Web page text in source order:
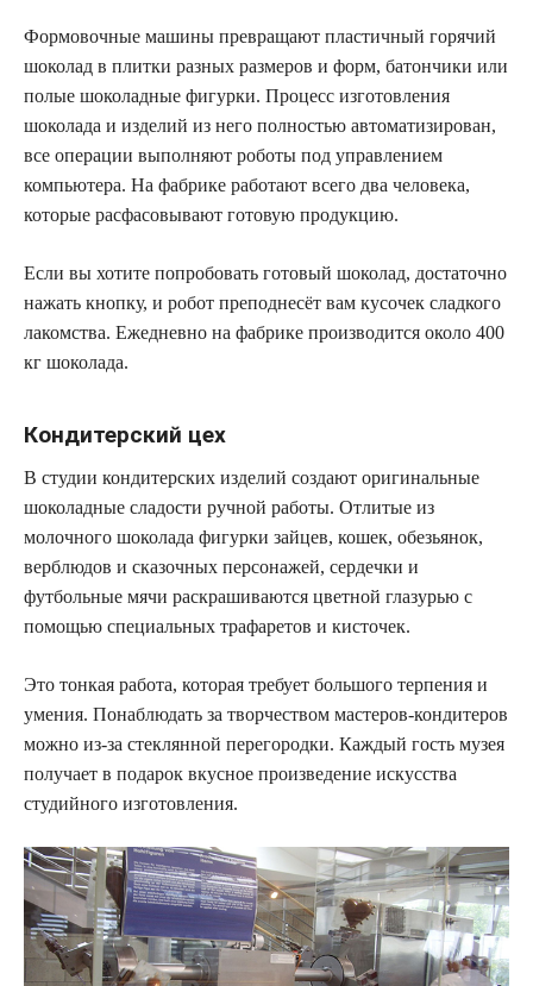
Формовочные машины превращают пластичный горячий
шоколад в плитки разных размеров и форм, батончики или
полые шоколадные фигурки. Процесс изготовления
шоколада и изделий из него полностью автоматизирован,
все операции выполняют роботы под управлением
компьютера. На фабрике работают всего два человека,
которые расфасовывают готовую продукцию.
Если вы хотите попробовать готовый шоколад, достаточно
нажать кнопку, и робот преподнесёт вам кусочек сладкого
лакомства. Ежедневно на фабрике производится около 400
кг шоколада.
Кондитерский цех
В студии кондитерских изделий создают оригинальные
шоколадные сладости ручной работы. Отлитые из
молочного шоколада фигурки зайцев, кошек, обезьянок,
верблюдов и сказочных персонажей, сердечки и
футбольные мячи раскрашиваются цветной глазурью с
помощью специальных трафаретов и кисточек.
Это тонкая работа, которая требует большого терпения и
умения. Понаблюдать за творчеством мастеров-кондитеров
можно из-за стеклянной перегородки. Каждый гость музея
получает в подарок вкусное произведение искусства
студийного изготовления.